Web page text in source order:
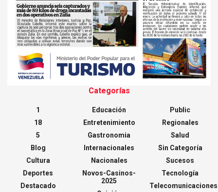
Categorías
1
18
5
Blog
Cultura
Deportes
Destacado
Educación
Entretenimiento
Gastronomia
Internacionales
Nacionales
Novos-Casinos-
2025
Public
Regionales
Salud
Sin Categoría
Sucesos
Tecnología
Telecomunicaciones